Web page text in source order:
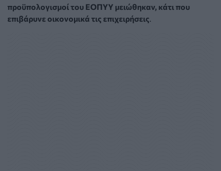
προϋπολογισμοί του ΕΟΠΥΥ μειώθηκαν, κάτι που
επιβάρυνε οικονομικά τις επιχειρήσεις